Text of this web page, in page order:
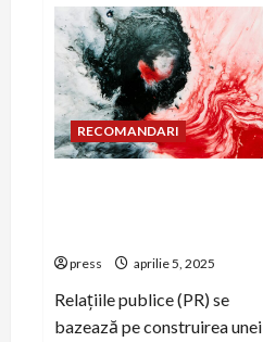
nișa
1:
PR
business
în
era
digitală
RECOMANDARI
press aprilie 5, 2025
Relațiile publice (PR) se
bazează pe construirea unei